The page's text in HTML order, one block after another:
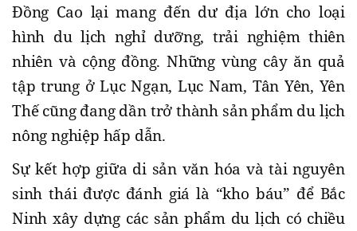
Đồng Cao lại mang đến dư địa lớn cho loại
hình du lịch nghỉ dưỡng, trải nghiệm thiên
nhiên và cộng đồng. Những vùng cây ăn quả
tập trung ở Lục Ngạn, Lục Nam, Tân Yên, Yên
Thế cũng đang dần trở thành sản phẩm du lịch
nông nghiệp hấp dẫn.
Sự kết hợp giữa di sản văn hóa và tài nguyên
sinh thái được đánh giá là “kho báu” để Bắc
Ninh xây dựng các sản phẩm du lịch có chiều